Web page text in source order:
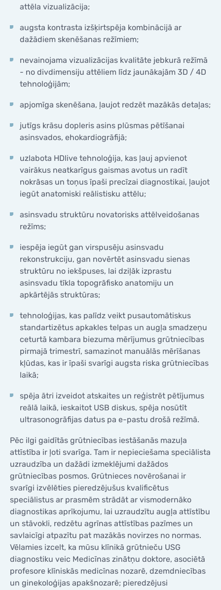
attēla vizualizācija;
augsta kontrasta izšķirtspēja kombinācijā ar
dažādiem skenēšanas režīmiem;
nevainojama vizualizācijas kvalitāte jebkurā režīmā
- no divdimensiju attēliem līdz jaunākajām 3D / 4D
tehnoloģijām;
apjomīga skenēšana, ļaujot redzēt mazākās detaļas;
jutīgs krāsu dopleris asins plūsmas pētīšanai
asinsvados, ehokardiogrāfijā;
uzlabota HDlive tehnoloģija, kas ļauj apvienot
vairākus neatkarīgus gaismas avotus un radīt
nokrāsas un toņus īpaši precīzai diagnostikai, ļaujot
iegūt anatomiski reālistisku attēlu;
asinsvadu struktūru novatorisks attēlveidošanas
režīms;
iespēja iegūt gan virspusēju asinsvadu
rekonstrukciju, gan novērtēt asinsvadu sienas
struktūru no iekšpuses, lai dziļāk izprastu
asinsvadu tīkla topogrāfisko anatomiju un
apkārtējās struktūras;
tehnoloģijas, kas palīdz veikt pusautomātiskus
standartizētus apkakles telpas un augļa smadzeņu
ceturtā kambara biezuma mērījumus grūtniecības
pirmajā trimestrī, samazinot manuālās mērīšanas
kļūdas, kas ir īpaši svarīgi augsta riska grūtniecības
laikā;
spēja ātri izveidot atskaites un reģistrēt pētījumus
reālā laikā, ieskaitot USB diskus, spēja nosūtīt
ultrasonogrāfijas datus pa e-pastu drošā režīmā.
Pēc ilgi gaidītās grūtniecības iestāšanās mazuļa
attīstība ir ļoti svarīga. Tam ir nepieciešama speciālista
uzraudzība un dažādi izmeklējumi dažādos
grūtniecības posmos. Grūtnieces novērošanai ir
svarīgi izvēlēties pieredzējušus kvalificētus
speciālistus ar prasmēm strādāt ar vismodernāko
diagnostikas aprīkojumu, lai uzraudzītu augļa attīstību
un stāvokli, redzētu agrīnas attīstības pazīmes un
savlaicīgi atpazītu pat mazākās novirzes no normas.
Vēlamies izcelt, ka mūsu klīnikā grūtnieču USG
diagnostiku veic Medicīnas zinātņu doktore, asociētā
profesore klīniskās medicīnas nozarē, dzemdniecības
un ginekoloģijas apakšnozarē; pieredzējusi